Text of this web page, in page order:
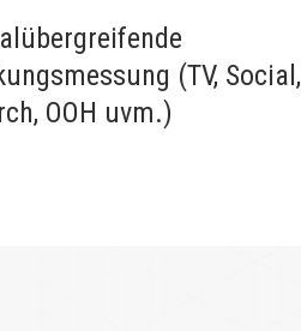
(TV, Social,
OOH uvm.)